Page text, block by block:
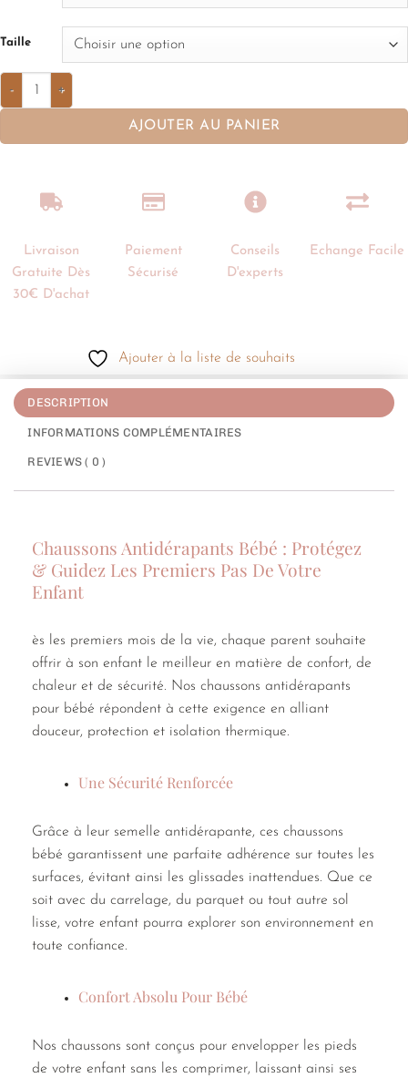
Taille
AJOUTER AU PANIER
Livraison
Gratuite Dès
30€ D'achat
Paiement
Sécurisé
Conseils
D'experts
Echange Facile
Ajouter à la liste de souhaits
DESCRIPTION
INFORMATIONS COMPLÉMENTAIRES
REVIEWS ( 0 )
Chaussons Antidérapants Bébé : Protégez
& Guidez Les Premiers Pas De Votre
Enfant
ès les premiers mois de la vie, chaque parent souhaite
offrir à son enfant le meilleur en matière de confort, de
chaleur et de sécurité. Nos chaussons antidérapants
pour bébé répondent à cette exigence en alliant
douceur, protection et isolation thermique.
Une Sécurité Renforcée
Grâce à leur semelle antidérapante, ces chaussons
bébé garantissent une parfaite adhérence sur toutes les
surfaces, évitant ainsi les glissades inattendues. Que ce
soit avec du carrelage, du parquet ou tout autre sol
lisse, votre enfant pourra explorer son environnement en
toute confiance.
Confort Absolu Pour Bébé
Nos chaussons sont conçus pour envelopper les pieds
de votre enfant sans les comprimer, laissant ainsi ses